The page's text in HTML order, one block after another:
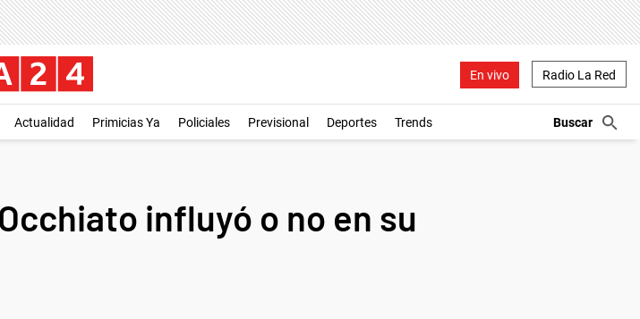
En vivo Radio La Red
Actualidad Primicias Ya Policiales Previsional Deportes Trends
influyó o no en su